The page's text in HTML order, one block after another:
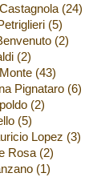
(24)
(5)
(2)
(2)
(43)
Pignataro(6)
(2)
(5)
Lopez (3)
Rosa(2)
(1)